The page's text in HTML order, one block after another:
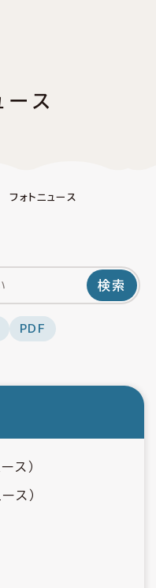
ース
フォトニュース
検索
PDF
ス）
ス）